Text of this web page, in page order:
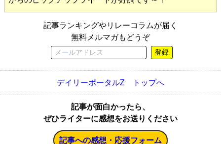
記事ランキングやリレーコラムが届く
無料メルマガもどうぞ
登録
デイリーポータルZ トップへ
記事が面白かったら、
ぜひライターに感想をお送りください
記事への感想・応援フォーム